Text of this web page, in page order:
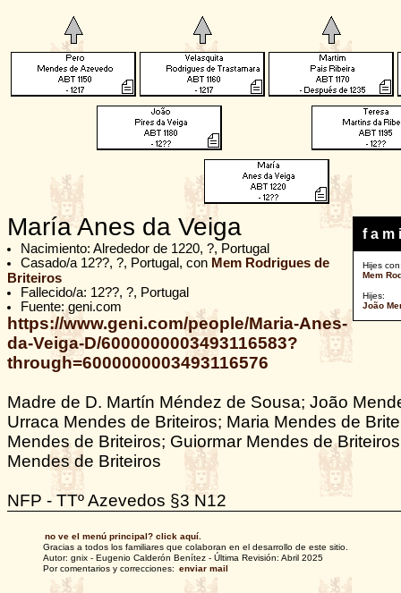
f a m
Hijes
Mem
Hijes:
João
María Anes da Veiga
Nacimiento: Alrededor de 1220, ?, Portugal
Casado/a 12??, ?, Portugal, con Mem Rodrigues de
Briteiros
Fallecido/a: 12??, ?, Portugal
Fuente: geni.com
https://www.geni.com/people/Maria-Anes-
da-Veiga-D/6000000003493116583?
through=6000000003493116576
Madre de D. Martín Méndez de Sousa; João
Urraca Mendes de Briteiros; Maria Mendes de
Mendes de Briteiros; Guiormar Mendes de
Mendes de Briteiros
NFP - TTº Azevedos §3 N12
no ve el menú principal? click aquí.
Gracias a todos los familiares que colaboran en el desarrollo de este sitio.
Autor: gnix - Eugenio Calderón Benítez - Última Revisión: Abril 2025
Por comentarios y correcciones: enviar mail